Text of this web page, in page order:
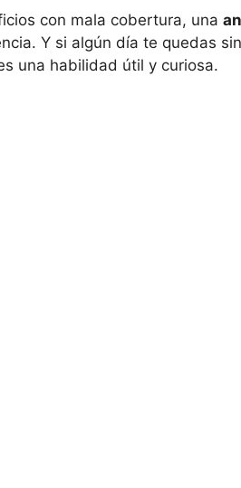
con mala cobertura, una
Y si algún día te quedas
una habilidad útil y curiosa.